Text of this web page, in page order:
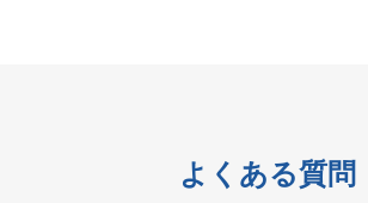
よくある質問